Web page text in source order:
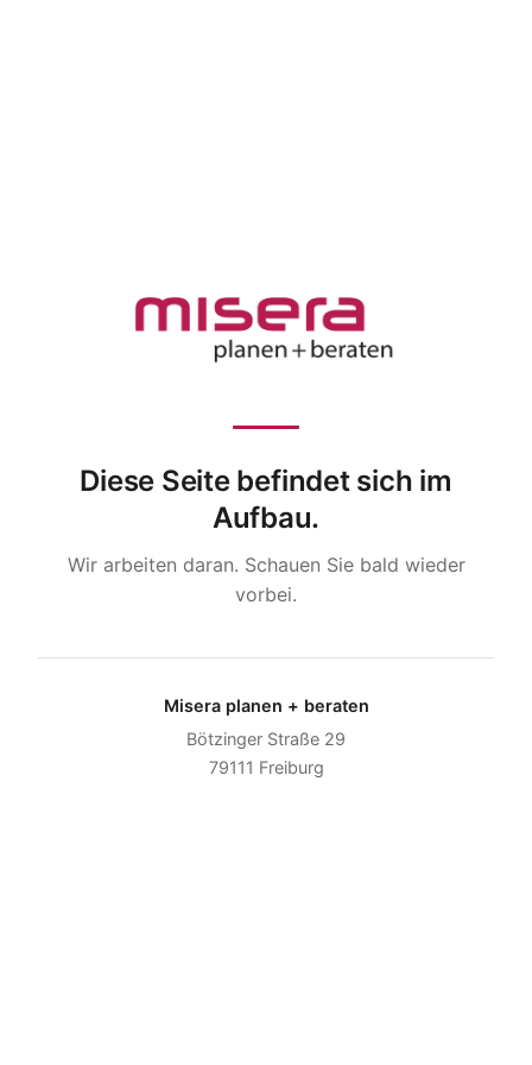
Diese Seite befindet sich im
Aufbau.
Wir arbeiten daran. Schauen Sie bald wieder
vorbei.
Misera planen + beraten
Bötzinger Straße 29
79111 Freiburg